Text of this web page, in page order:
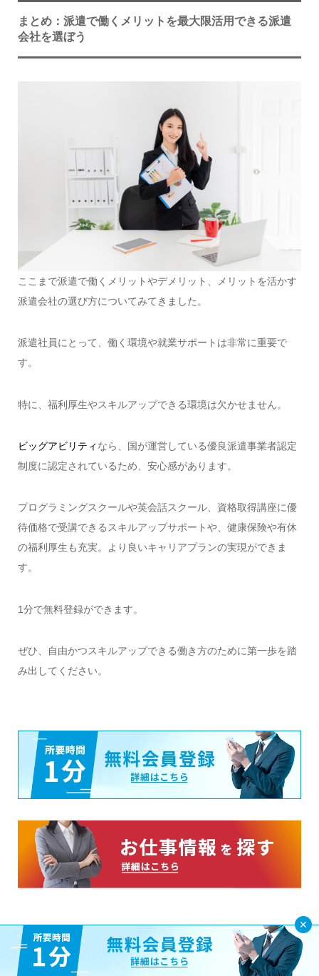
まとめ：派遣で働くメリットを最大限活用できる派遣
会社を選ぼう
ここまで派遣で働くメリットやデメリット、メリットを活かす
派遣会社の選び方についてみてきました。
派遣社員にとって、働く環境や就業サポートは非常に重要で
す。
特に、福利厚生やスキルアップできる環境は欠かせません。
ビッグアビリティ なら、国が運営している優良派遣事業者認定
制度に認定されているため、安心感があります。
プログラミングスクールや英会話スクール、資格取得講座に優
待価格で受講できるスキルアップサポートや、健康保険や有休
の福利厚生も充実。より良いキャリアプランの実現ができま
す。
1分で無料登録ができます。
ぜひ、自由かつスキルアップできる働き方のために第一歩を踏
み出してください。
派遣ノウハウ